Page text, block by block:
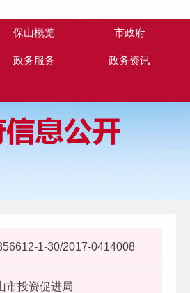
保山概览 市政府
政务服务 政务资讯
1-30/2017-0414008
市投资促进局